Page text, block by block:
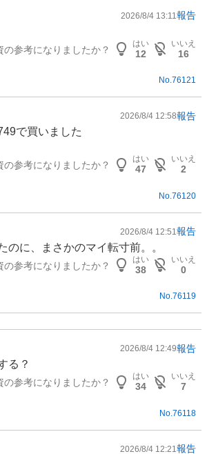
2026/8/4 13:11 報告
の参考になりましたか？
はい
12
いいえ
16
No.76121
2026/8/4 12:58報告
で買いました
の参考になりましたか？
はい
47
いいえ
2
No. 76120
2026/8/4 12:51 報告
のに、まさかのマイ転寸前。。
の参考になりましたか？
はい
38
いいえ
0
No.76119
2026/8/4 12:49報告
る？
の参考になりましたか？
はい
34
いいえ
7
No. 76118
2026/8/4 12:21 報告